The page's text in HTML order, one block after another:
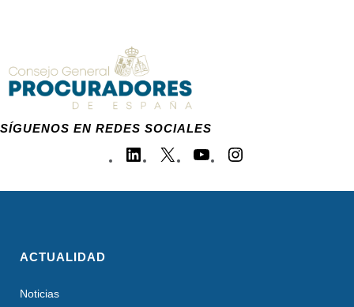
SÍGUENOS EN REDES SOCIALES
ACTUALIDAD
Noticias